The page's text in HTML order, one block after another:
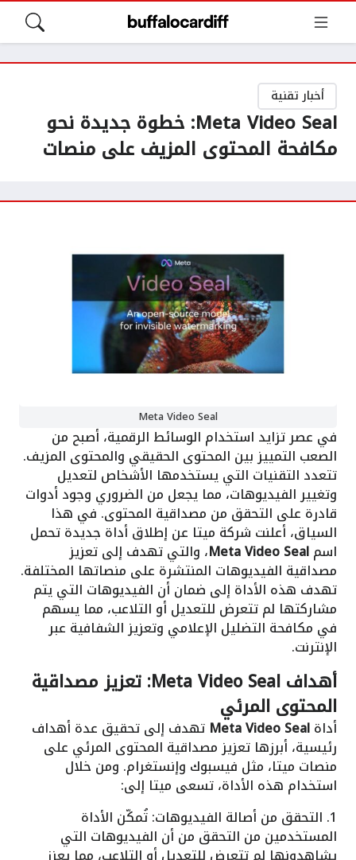
أخبار تقنية
Meta Video Seal: خطوة جديدة نحو
مكافحة المحتوى المزيف على منصات
Meta Video Seal
في عصر تزايد استخدام الوسائط الرقمية، أصبح من
الصعب التمييز بين المحتوى الحقيقي والمحتوى المزيف.
تتعدد التقنيات التي يستخدمها الأشخاص لتعديل
وتغيير الفيديوهات، مما يجعل من الضروري وجود أدوات
قادرة على التحقق من مصداقية المحتوى. في هذا
السياق، أعلنت شركة ميتا عن إطلاق أداة جديدة تحمل
اسمMeta Video Seal، والتي تهدف إلى تعزيز
مصداقية الفيديوهات المنتشرة على منصاتها المختلفة.
تهدف هذه الأداة إلى ضمان أن الفيديوهات التي يتم
مشاركتها لم تتعرض للتعديل أو التلاعب، مما يسهم
في مكافحة التضليل الإعلامي وتعزيز الشفافية عبر
الإنترنت.
أهداف Meta Video Seal: تعزيز مصداقية
المحتوى المرئي
أداةMeta Video Seal تهدف إلى تحقيق عدة أهداف
رئيسية، أبرزها تعزيز مصداقية المحتوى المرئي على
منصات ميتا، مثل فيسبوك وإنستغرام. ومن خلال
استخدام هذه الأداة، تسعى ميتا إلى:
1. التحقق من أصالة الفيديوهات: تُمكّن الأداة
المستخدمين من التحقق من أن الفيديوهات التي